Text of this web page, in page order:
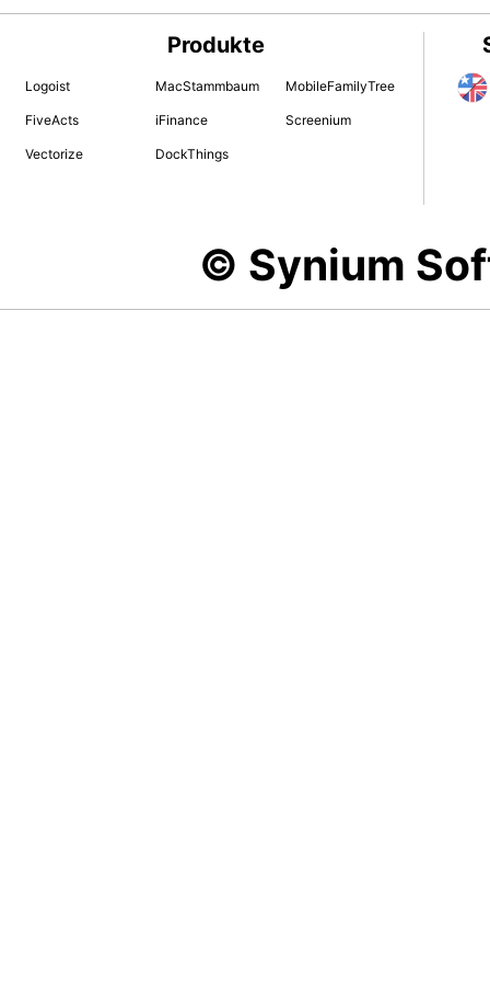
Produkte
Logoist MacStammbaum MobileFamilyTree
FiveActs iFinance Screenium
Vectorize DockThings
© Synium